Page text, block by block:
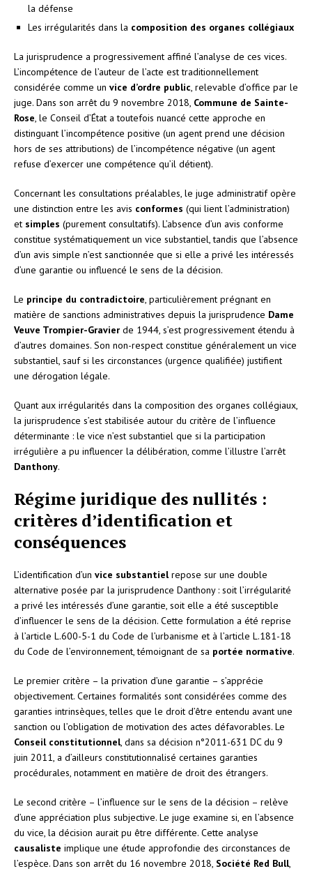
la défense
Les irrégularités dans la composition des organes collégiaux
La jurisprudence a progressivement affiné l’analyse de ces vices.
L’incompétence de l’auteur de l’acte est traditionnellement
considérée comme un vice d’ordre public, relevable d’office par le
juge. Dans son arrêt du 9 novembre 2018, Commune de Sainte-
Rose, le Conseil d’État a toutefois nuancé cette approche en
distinguant l’incompétence positive (un agent prend une décision
hors de ses attributions) de l’incompétence négative (un agent
refuse d’exercer une compétence qu’il détient).
Concernant les consultations préalables, le juge administratif opère
une distinction entre les avis conformes (qui lient l’administration)
et simples (purement consultatifs). L’absence d’un avis conforme
constitue systématiquement un vice substantiel, tandis que l’absence
d’un avis simple n’est sanctionnée que si elle a privé les intéressés
d’une garantie ou influencé le sens de la décision.
Le principe du contradictoire, particulièrement prégnant en
matière de sanctions administratives depuis la jurisprudence Dame
Veuve Trompier-Gravier de 1944, s’est progressivement étendu à
d’autres domaines. Son non-respect constitue généralement un vice
substantiel, sauf si les circonstances (urgence qualifiée) justifient
une dérogation légale.
Quant aux irrégularités dans la composition des organes collégiaux,
la jurisprudence s’est stabilisée autour du critère de l’influence
déterminante : le vice n’est substantiel que si la participation
irrégulière a pu influencer la délibération, comme l’illustre l’arrêt
Danthony.
Régime juridique des nullités :
critères d’identification et
conséquences
L’identification d’un vice substantielrepose sur une double
alternative posée par la jurisprudence Danthony : soit l’irrégularité
a privé les intéressés d’une garantie, soit elle a été susceptible
d’influencer le sens de la décision. Cette formulation a été reprise
à l’article L.600-5-1 du Code de l’urbanisme et à l’article L.181-18
du Code de l’environnement, témoignant de sa portée normative.
Le premier critère – la privation d’une garantie – s’apprécie
objectivement. Certaines formalités sont considérées comme des
garanties intrinsèques, telles que le droit d’être entendu avant une
sanction ou l’obligation de motivation des actes défavorables. Le
Conseil constitutionnel, dans sa décision n°2011-631 DC du 9
juin 2011, a d’ailleurs constitutionnalisé certaines garanties
procédurales, notamment en matière de droit des étrangers.
Le second critère – l’influence sur le sens de la décision – relève
d’une appréciation plus subjective. Le juge examine si, en l’absence
du vice, la décision aurait pu être différente. Cette analyse
causaliste implique une étude approfondie des circonstances de
l’espèce. Dans son arrêt du 16 novembre 2018, Société Red Bull,